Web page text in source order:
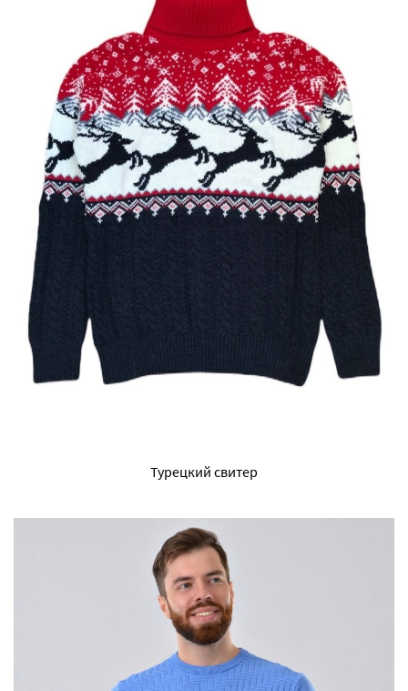
Турецкий свитер